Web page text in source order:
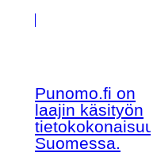
Punomo.fi on
laajin käsityön
Suomessa.